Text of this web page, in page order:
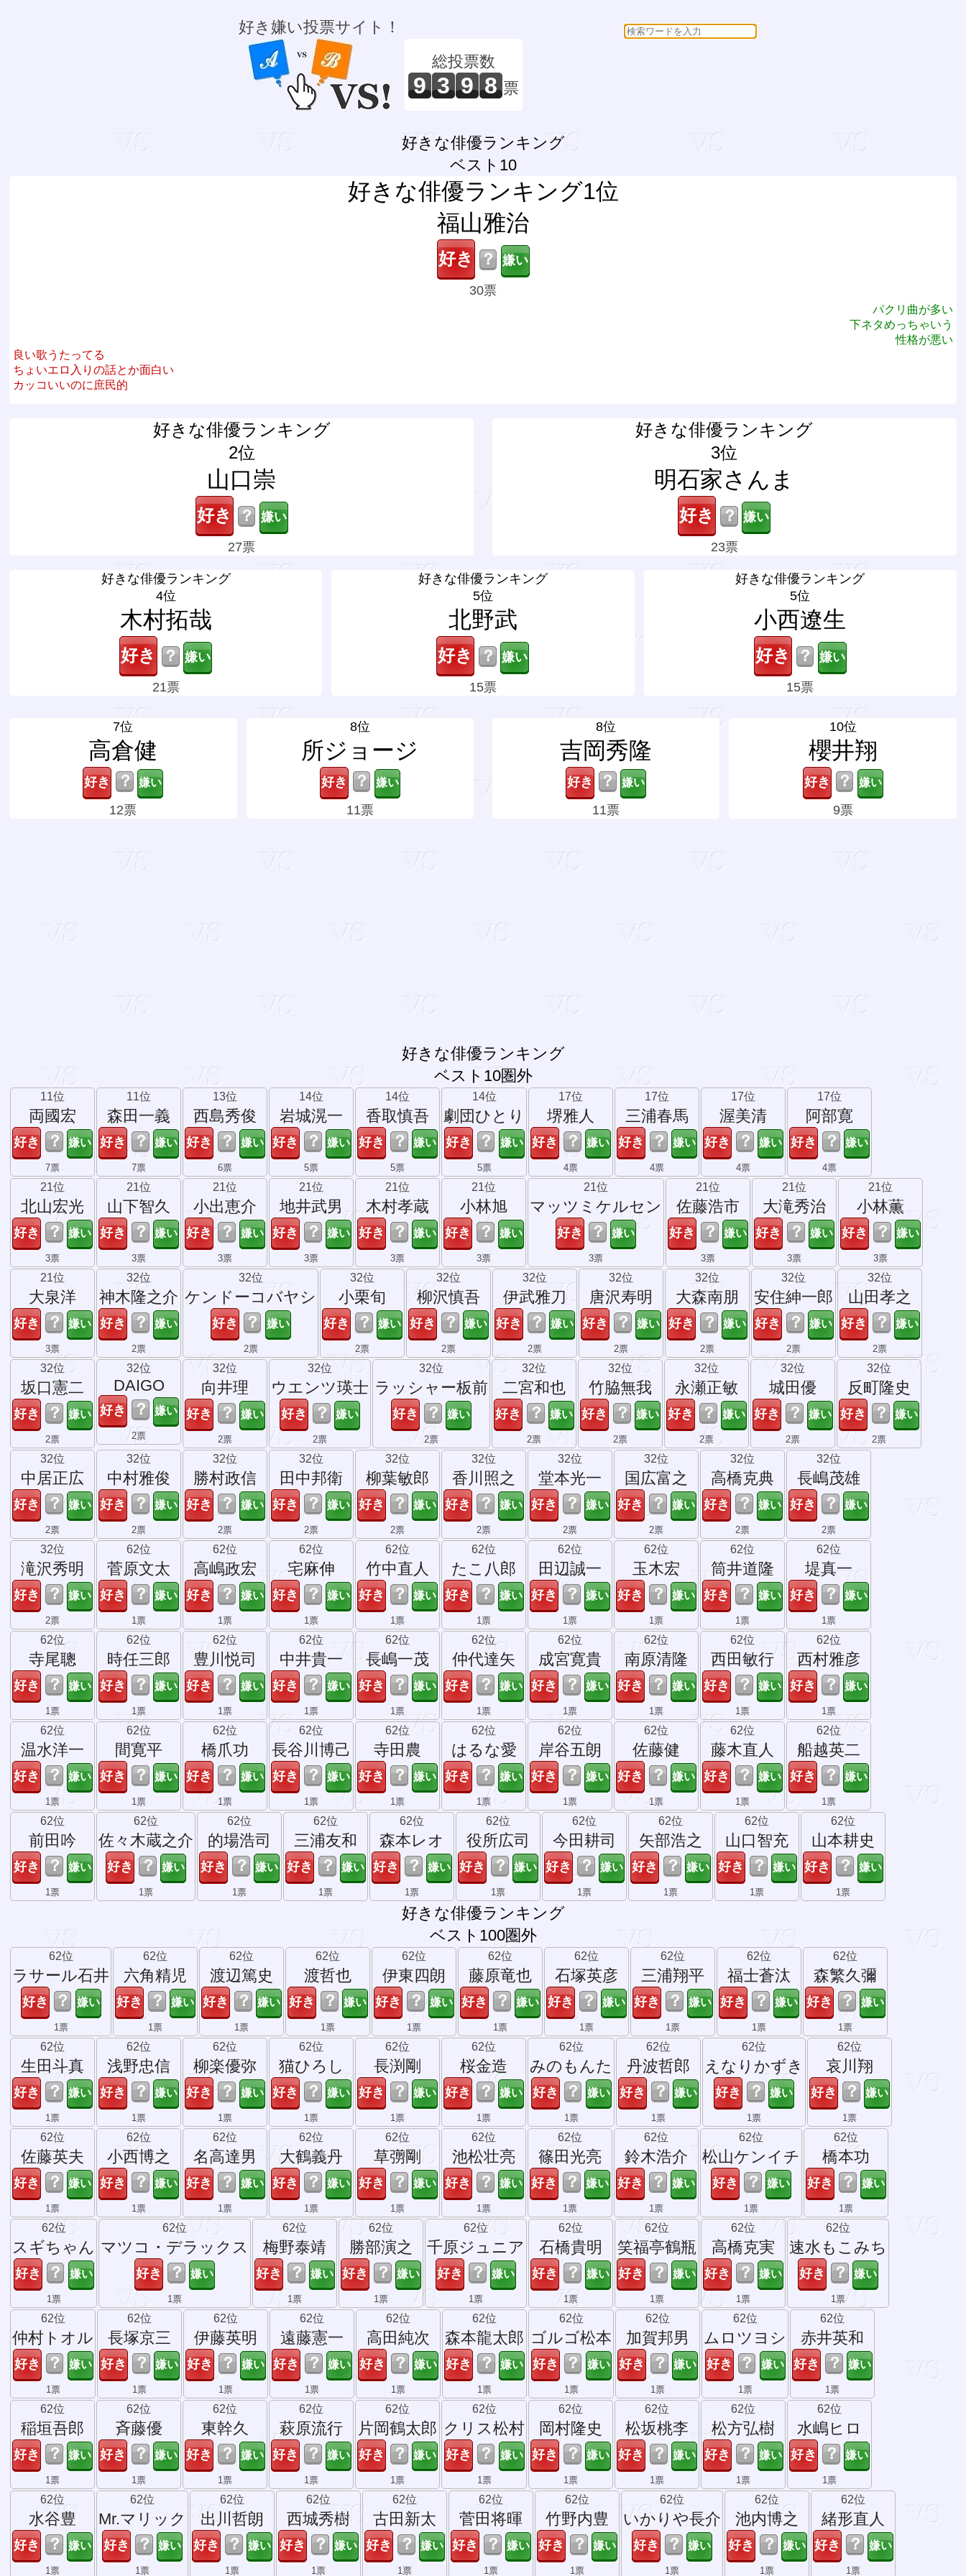
好き嫌い投票サイト！
総投票数
9 3 9 8 票
好きな俳優ランキング
ベスト10
好きな俳優ランキング1位
福山雅治
？
30票
パクリ曲が多い
下ネタめっちゃいう
性格が悪い
良い歌うたってる
ちょいエロ入りの話とか面白い
カッコいいのに庶民的
好きな俳優ランキング
2位
山口崇
？
27票
好きな俳優ランキング
3位
明石家さんま
？
23票
好きな俳優ランキング
4位
木村拓哉
？
21票
好きな俳優ランキング
5位
北野武
？
15票
好きな俳優ランキング
5位
小西遼生
？
15票
7位
高倉健
？
12票
8位
所ジョージ
？
11票
8位
吉岡秀隆
？
11票
10位
櫻井翔
？
9票
好きな俳優ランキング
ベスト10圏外
11位
両國宏
？
7票
11位
森田一義
？
7票
13位
西島秀俊
？
6票
14位
岩城滉一
？
5票
14位
香取慎吾
？
5票
14位
劇団ひとり
？
5票
17位
堺雅人
？
4票
17位
三浦春馬
？
4票
17位
渥美清
？
4票
17位
阿部寛
？
4票
21位
北山宏光
？
3票
21位
山下智久
？
3票
21位
小出恵介
？
3票
21位
地井武男
？
3票
21位
木村孝蔵
？
3票
21位
小林旭
？
3票
21位
マッツミケルセン
？
3票
21位
佐藤浩市
？
3票
21位
大滝秀治
？
3票
21位
小林薫
？
3票
21位
大泉洋
？
3票
32位
神木隆之介
？
2票
32位
ケンドーコバヤシ
？
2票
32位
小栗旬
？
2票
32位
柳沢慎吾
？
2票
32位
伊武雅刀
？
2票
32位
唐沢寿明
？
2票
32位
大森南朋
？
2票
32位
安住紳一郎
？
2票
32位
山田孝之
？
2票
32位
坂口憲二
？
2票
32位
DAIGO
？
2票
32位
向井理
？
2票
32位
ウエンツ瑛士
？
2票
32位
ラッシャー板前
？
2票
32位
二宮和也
？
2票
32位
竹脇無我
？
2票
32位
永瀬正敏
？
2票
32位
城田優
？
2票
32位
反町隆史
？
2票
32位
中居正広
？
2票
32位
中村雅俊
？
2票
32位
勝村政信
？
2票
32位
田中邦衛
？
2票
32位
柳葉敏郎
？
2票
32位
香川照之
？
2票
32位
堂本光一
？
2票
32位
国広富之
？
2票
32位
高橋克典
？
2票
32位
長嶋茂雄
？
2票
32位
滝沢秀明
？
2票
62位
菅原文太
？
1票
62位
高嶋政宏
？
1票
62位
宅麻伸
？
1票
62位
竹中直人
？
1票
62位
たこ八郎
？
1票
62位
田辺誠一
？
1票
62位
玉木宏
？
1票
62位
筒井道隆
？
1票
62位
堤真一
？
1票
62位
寺尾聰
？
1票
62位
時任三郎
？
1票
62位
豊川悦司
？
1票
62位
中井貴一
？
1票
62位
長嶋一茂
？
1票
62位
仲代達矢
？
1票
62位
成宮寛貴
？
1票
62位
南原清隆
？
1票
62位
西田敏行
？
1票
62位
西村雅彦
？
1票
62位
温水洋一
？
1票
62位
間寛平
？
1票
62位
橋爪功
？
1票
62位
長谷川博己
？
1票
62位
寺田農
？
1票
62位
はるな愛
？
1票
62位
岸谷五朗
？
1票
62位
佐藤健
？
1票
62位
藤木直人
？
1票
62位
船越英二
？
1票
62位
前田吟
？
1票
62位
佐々木蔵之介
？
1票
62位
的場浩司
？
1票
62位
三浦友和
？
1票
62位
森本レオ
？
1票
62位
役所広司
？
1票
62位
今田耕司
？
1票
62位
矢部浩之
？
1票
62位
山口智充
？
1票
62位
山本耕史
？
1票
好きな俳優ランキング
ベスト100圏外
62位
ラサール石井
？
1票
62位
六角精児
？
1票
62位
渡辺篤史
？
1票
62位
渡哲也
？
1票
62位
伊東四朗
？
1票
62位
藤原竜也
？
1票
62位
石塚英彦
？
1票
62位
三浦翔平
？
1票
62位
福士蒼汰
？
1票
62位
森繁久彌
？
1票
62位
生田斗真
？
1票
62位
浅野忠信
？
1票
62位
柳楽優弥
？
1票
62位
猫ひろし
？
1票
62位
長渕剛
？
1票
62位
桜金造
？
1票
62位
みのもんた
？
1票
62位
丹波哲郎
？
1票
62位
えなりかずき
？
1票
62位
哀川翔
？
1票
62位
佐藤英夫
？
1票
62位
小西博之
？
1票
62位
名高達男
？
1票
62位
大鶴義丹
？
1票
62位
草彅剛
？
1票
62位
池松壮亮
？
1票
62位
篠田光亮
？
1票
62位
鈴木浩介
？
1票
62位
松山ケンイチ
？
1票
62位
橋本功
？
1票
62位
スギちゃん
？
1票
62位
マツコ・デラックス
？
1票
62位
梅野泰靖
？
1票
62位
勝部演之
？
1票
62位
千原ジュニア
？
1票
62位
石橋貴明
？
1票
62位
笑福亭鶴瓶
？
1票
62位
高橋克実
？
1票
62位
速水もこみち
？
1票
62位
仲村トオル
？
1票
62位
長塚京三
？
1票
62位
伊藤英明
？
1票
62位
遠藤憲一
？
1票
62位
高田純次
？
1票
62位
森本龍太郎
？
1票
62位
ゴルゴ松本
？
1票
62位
加賀邦男
？
1票
62位
ムロツヨシ
？
1票
62位
赤井英和
？
1票
62位
稲垣吾郎
？
1票
62位
斉藤優
？
1票
62位
東幹久
？
1票
62位
萩原流行
？
1票
62位
片岡鶴太郎
？
1票
62位
クリス松村
？
1票
62位
岡村隆史
？
1票
62位
松坂桃李
？
1票
62位
松方弘樹
？
1票
62位
水嶋ヒロ
？
1票
62位
水谷豊
？
1票
62位
Mr.マリック
？
1票
62位
出川哲朗
？
1票
62位
西城秀樹
？
1票
62位
古田新太
？
1票
62位
菅田将暉
？
1票
62位
竹野内豊
？
1票
62位
いかりや長介
？
1票
62位
池内博之
？
1票
62位
緒形直人
？
1票